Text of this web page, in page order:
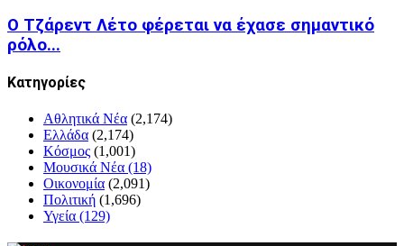
Ο Τζάρεντ Λέτο φέρεται να έχασε σημαντικό
ρόλο...
Kατηγορίες
Αθλητικά Νέα (2,174)
Ελλάδα (2,174)
Κόσμος (1,001)
Μουσικά Νέα (18)
Οικονομία (2,091)
Πολιτική (1,696)
Υγεία (129)